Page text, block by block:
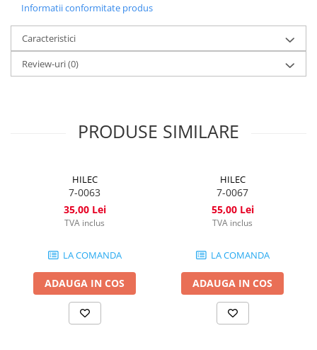
Informatii conformitate produs
Caracteristici
Review-uri(0)
PRODUSE SIMILARE
HILEC
7-0063
35,00 Lei
TVA inclus
LA COMANDA
ADAUGA IN COS
HILEC
7-0067
55,00 Lei
TVA inclus
LA COMANDA
ADAUGA IN COS